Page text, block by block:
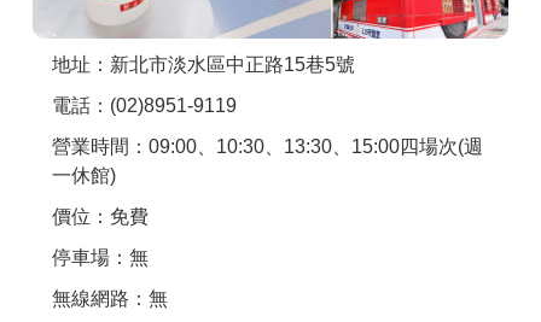
APP下載
地址：新北市淡水區中正路15巷5號
電話：(02)8951-9119
營業時間：09:00、10:30、13:30、15:00四場次(週
一休館)
價位：免費
停車場：無
無線網路：無